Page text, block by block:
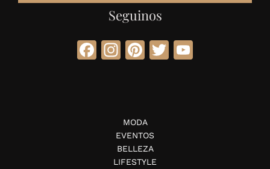
Seguinos
Facebook
Instagram
Pinterest
Twitter
MODA
EVENTOS
BELLEZA
LIFESTYLE